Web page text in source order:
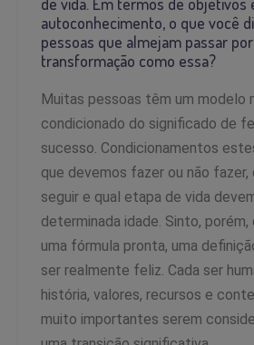
autoconhecimento, o que você
pessoas que almejam passar
transformação como essa?
Muitas pessoas têm um modelo
condicionado do significado de
sucesso. Condicionamentos
que devemos fazer ou não fazer,
seguir e qual etapa de vida
determinada idade. Sinto,
uma fórmula pronta, uma
ser realmente feliz. Cada ser
história, valores, recursos e
muito importantes serem